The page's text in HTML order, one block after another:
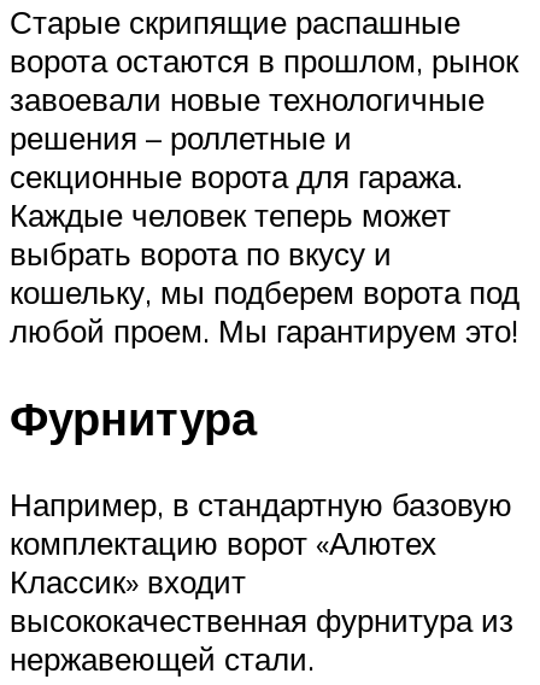
Старые скрипящие распашные
ворота остаются в прошлом, рынок
завоевали новые технологичные
решения – роллетные и
секционные ворота для гаража.
Каждые человек теперь может
выбрать ворота по вкусу и
кошельку, мы подберем ворота под
любой проем. Мы гарантируем это!
Фурнитура
Например, в стандартную базовую
комплектацию ворот «Алютех
Классик» входит
высококачественная фурнитура из
нержавеющей стали.